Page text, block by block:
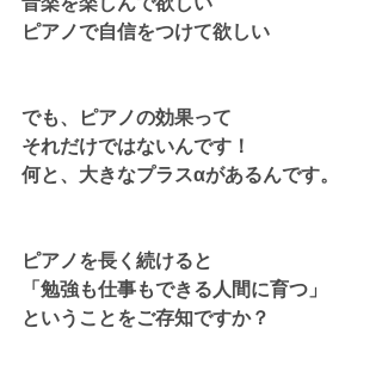
ピアノで自信をつけて欲しい
でも、ピアノの効果って
それだけではないんです！
何と、大きなプラスαがあるんです。
ピアノを長く続けると
「勉強も仕事もできる人間に育つ」
ということをご存知ですか？